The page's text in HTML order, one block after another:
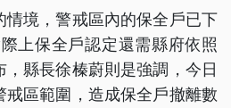
境，警戒區內的保全戶已下
上保全戶認定還需縣府依照
縣長徐榛蔚則是強調，今日
區範圍，造成保全戶撤離數